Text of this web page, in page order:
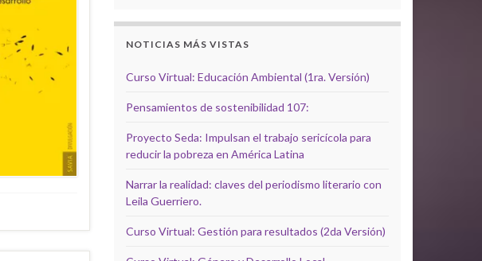
NOTICIAS MÁS VISTAS
Curso Virtual: Educación Ambiental (1ra. Versión)
Pensamientos de sostenibilidad 107:
Proyecto Seda: Impulsan el trabajo sericícola para
reducir la pobreza en América Latina
Narrar la realidad: claves del periodismo literario con
Leila Guerriero.
Curso Virtual: Gestión para resultados (2da Versión)